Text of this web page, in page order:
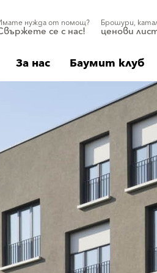
нужда от помощ?
се с нас!
Брошури,
ценови
За нас Баумит клуб